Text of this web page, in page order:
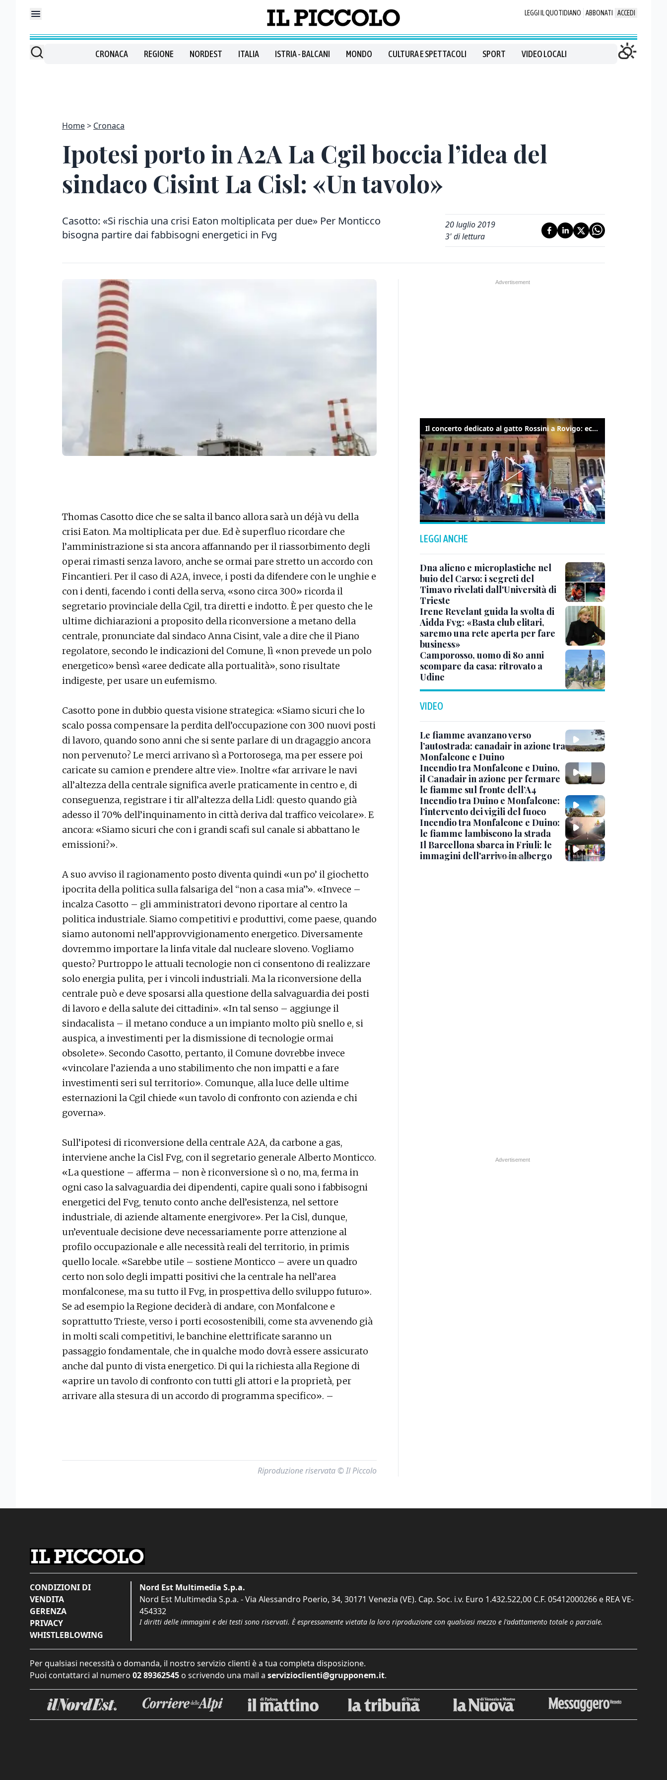
LEGGI IL QUOTIDIANO ABBONATI ACCEDI
CRONACA REGIONE NORDEST ITALIA ISTRIA - BALCANI MONDO CULTURA E SPETTACOLI SPORT VIDEO LOCALI
Home Cronaca
Ipotesi porto in A2A La Cgil boccia l’idea del
sindaco Cisint La Cisl: «Un tavolo»
Casotto: «Si rischia una crisi Eaton moltiplicata per due» Per Monticco
bisogna partire dai fabbisogni energetici in Fvg
20 luglio 2019
3' di lettura
Thomas Casotto dice che se salta il banco allora sarà un déjà vu della
crisi Eaton. Ma moltiplicata per due. Ed è superfluo ricordare che
l’amministrazione si sta ancora affannando per il riassorbimento degli
operai rimasti senza lavoro, anche se ormai pare stretto un accordo con
Fincantieri. Per il caso di A2A, invece, i posti da difendere con le unghie e
con i denti, facendo i conti della serva, «sono circa 300» ricorda il
segretario provinciale della Cgil, tra diretti e indotto. È per questo che le
ultime dichiarazioni a proposito della riconversione a metano della
centrale, pronunciate dal sindaco Anna Cisint, vale a dire che il Piano
regolatore, secondo le indicazioni del Comune, lì «non prevede un polo
energetico» bensì «aree dedicate alla portualità», sono risultate
indigeste, per usare un eufemismo.
Casotto pone in dubbio questa visione strategica: «Siamo sicuri che lo
scalo possa compensare la perdita dell’occupazione con 300 nuovi posti
di lavoro, quando sono anni che si sente parlare di un dragaggio ancora
non pervenuto? Le merci arrivano sì a Portorosega, ma per essere poi
caricate su camion e prendere altre vie». Inoltre «far arrivare le navi
all’altezza della centrale significa averle praticamente in centro e, di
conseguenza, registrare i tir all’altezza della Lidl: questo quando già
adesso il 70% dell’inquinamento in città deriva dal traffico veicolare». E
ancora: «Siamo sicuri che con i grandi scafi sul canale si abbattano le
emissioni?».
A suo avviso il ragionamento posto diventa quindi «un po’ il giochetto
ipocrita della politica sulla falsariga del “non a casa mia”». «Invece –
incalza Casotto – gli amministratori devono riportare al centro la
politica industriale. Siamo competitivi e produttivi, come paese, quando
siamo autonomi nell’approvvigionamento energetico. Diversamente
dovremmo importare la linfa vitale dal nucleare sloveno. Vogliamo
questo? Purtroppo le attuali tecnologie non ci consentono di realizzare
solo energia pulita, per i vincoli industriali. Ma la riconversione della
centrale può e deve sposarsi alla questione della salvaguardia dei posti
di lavoro e della salute dei cittadini». «In tal senso – aggiunge il
sindacalista – il metano conduce a un impianto molto più snello e, si
auspica, a investimenti per la dismissione di tecnologie ormai
obsolete». Secondo Casotto, pertanto, il Comune dovrebbe invece
«vincolare l’azienda a uno stabilimento che non impatti e a fare
investimenti seri sul territorio». Comunque, alla luce delle ultime
esternazioni la Cgil chiede «un tavolo di confronto con azienda e chi
governa».
Sull’ipotesi di riconversione della centrale A2A, da carbone a gas,
interviene anche la Cisl Fvg, con il segretario generale Alberto Monticco.
«La questione – afferma – non è riconversione sì o no, ma, ferma in
ogni caso la salvaguardia dei dipendenti, capire quali sono i fabbisogni
energetici del Fvg, tenuto conto anche dell’esistenza, nel settore
industriale, di aziende altamente energivore». Per la Cisl, dunque,
un’eventuale decisione deve necessariamente porre attenzione al
profilo occupazionale e alle necessità reali del territorio, in primis
quello locale. «Sarebbe utile – sostiene Monticco – avere un quadro
certo non solo degli impatti positivi che la centrale ha nell’area
monfalconese, ma su tutto il Fvg, in prospettiva dello sviluppo futuro».
Se ad esempio la Regione deciderà di andare, con Monfalcone e
soprattutto Trieste, verso i porti ecosostenibili, come sta avvenendo già
in molti scali competitivi, le banchine elettrificate saranno un
passaggio fondamentale, che in qualche modo dovrà essere assicurato
anche dal punto di vista energetico. Di qui la richiesta alla Regione di
«aprire un tavolo di confronto con tutti gli attori e la proprietà, per
arrivare alla stesura di un accordo di programma specifico». –
Riproduzione riservata © Il Piccolo
Il concerto dedicato al gatto Rossini a Rovigo: ecco un estratto
LEGGI ANCHE
Dna alieno e microplastiche nel
buio del Carso: i segreti del
Timavo rivelati dall'Università di
Trieste
Irene Revelant guida la svolta di
Aidda Fvg: «Basta club elitari,
saremo una rete aperta per fare
business»
Camporosso, uomo di 80 anni
scompare da casa: ritrovato a
Udine
VIDEO
Le fiamme avanzano verso
l’autostrada: canadair in azione tra
Monfalcone e Duino
Incendio tra Monfalcone e Duino,
il Canadair in azione per fermare
le fiamme sul fronte dell’A4
Incendio tra Duino e Monfalcone:
l’intervento dei vigili del fuoco
Incendio tra Monfalcone e Duino:
le fiamme lambiscono la strada
Il Barcellona sbarca in Friuli: le
immagini dell'arrivo in albergo
CONDIZIONI DI
VENDITA
GERENZA
PRIVACY
WHISTLEBLOWING
Nord Est Multimedia S.p.a.
Nord Est Multimedia S.p.a. - Via Alessandro Poerio, 34, 30171 Venezia (VE). Cap. Soc. i.v. Euro 1.432.522,00 C.F. 05412000266 e REA VE-
454332
I diritti delle immagini e dei testi sono riservati. È espressamente vietata la loro riproduzione con qualsiasi mezzo e l'adattamento totale o parziale.
Per qualsiasi necessità o domanda, il nostro servizio clienti è a tua completa disposizione.
Puoi contattarci al numero 02 89362545 o scrivendo una mail a servizioclienti@grupponem.it.